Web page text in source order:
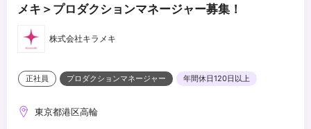
メキ＞プロダクションマネージャー募集！
株式会社キラメキ
正社員 プロダクションマネージャー 年間休日120日以上
東京都港区高輪